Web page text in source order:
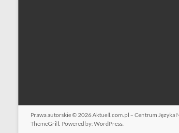
Prawa autorskie © 2026Aktuell.com.pl – Centrum Języka
ThemeGrill. Powered by: WordPress.